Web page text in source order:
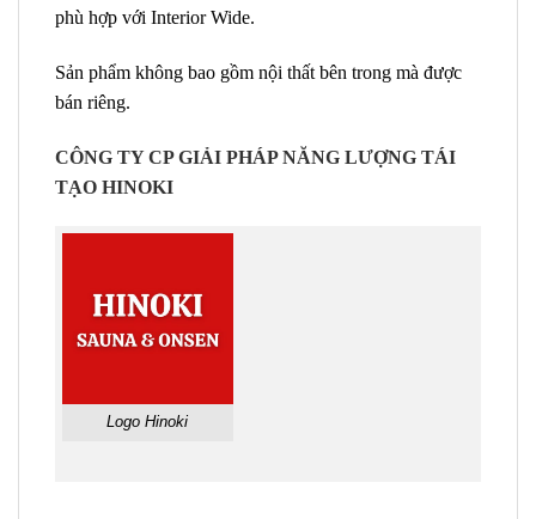
phù hợp với Interior Wide.
Sản phẩm không bao gồm nội thất bên trong mà được
bán riêng.
CÔNG TY CP GIẢI PHÁP NĂNG LƯỢNG TÁI
TẠO HINOKI
Logo Hinoki